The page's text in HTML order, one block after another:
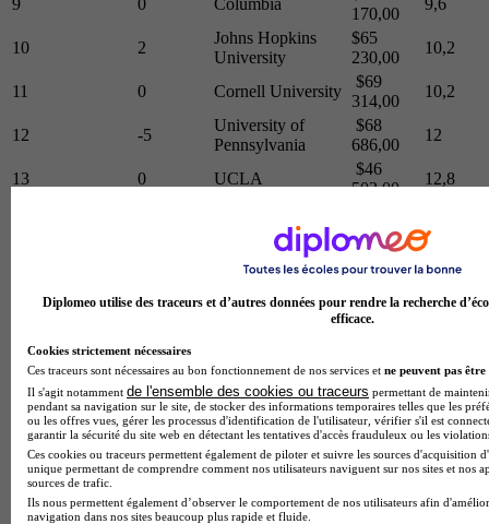
170,00
10 2
Johns Hopkins
University
$65
230,00
10,2
11 0 Cornell University
$69
314,00
10,2
12 -5
University of
Pennsylvania
$68
686,00
12
13 0 UCLA
$46
503,00
12,8
University
322,00
Duke University
$69
140,00
16,8
University of
$63
081,00
17 0 UC San Diego
$51
20,6
18 0 Brown University
$71
312,00
23,2
19 0
University of
Washington
$43
209,00
28,6
20 0
Carnegie Mellon
University
$65
30
Diplomeo utilise des traceurs et d’autres données pour rendre la recherche
efficace.
Cookies strictement nécessaires
Ces traceurs sont nécessaires au bon fonctionnement de nos services et ne peuvent pas être
Il s'agit notamment de l'ensemble des cookies ou traceurs permettant de
pendant sa navigation sur le site, de stocker des informations temporaires telles que les
ou les offres vues, gérer les processus d'identification de l'utilisateur, vérifier s'il est
garantir la sécurité du site web en détectant les tentatives d'accès frauduleux ou les
Ces cookies ou traceurs permettent également de piloter et suivre les sources d'acquisition
unique permettant de comprendre comment nos utilisateurs naviguent sur nos sites et nos
sources de trafic.
Ils nous permettent également d’observer le comportement de nos utilisateurs afin
navigation dans nos sites beaucoup plus rapide et fluide.